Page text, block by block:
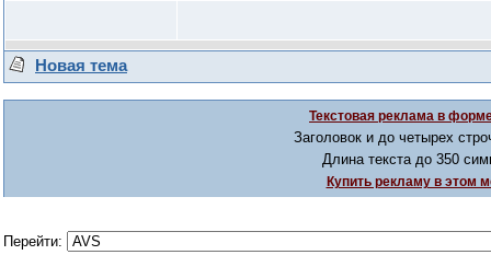
Новая тема
Текстовая реклама в
Заголовок и до четырех
Длина текста до 350
Купить рекламу в этом
Перейти: